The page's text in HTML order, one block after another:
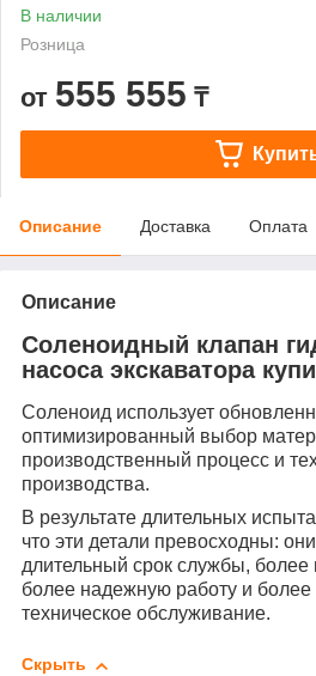
В наличии
Розница
от 555 555 ₸
Описание Доставка Оплата
Описание
Соленоидный клапан
насоса экскаватора
Соленоид использует
оптимизированный выбор
производственный процесс и
производства.
В результате длительных
что эти детали превосходны:
длительный срок службы, более
более надежную работу и более
техническое обслуживание.
Скрыть